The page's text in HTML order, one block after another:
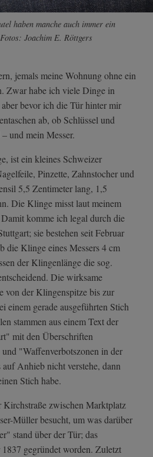
haben manche auch immer ein
Joachim E. Röttgers
jemals meine Wohnung ohne ein
Zwar habe ich viele Dinge in
bevor ich die Tür hinter mir
ab, ob Schlüssel und
und mein Messer.
ist ein kleines Schweizer
Pinzette, Zahnstocher und
5,5 Zentimeter lang, 1,5
Die Klinge misst laut meinem
komme ich legal durch die
sie bestehen seit Februar
die Klinge eines Messers 4 cm
der Klingenlänge die sog.
Die wirksame
von der Klingenspitze bis zur
einem gerade ausgeführten Stich
stammen aus einem Text der
mit den Überschriften
"Waffenverbotszonen in der
Anhieb nicht verstehe, dann
Stich habe.
Kirchstraße zwischen Marktplatz
Müller besucht, um was darüber
stand über der Tür; das
gegründet worden. Zuletzt